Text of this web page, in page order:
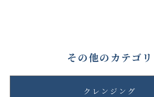
その他のカテゴリ
クレンジング